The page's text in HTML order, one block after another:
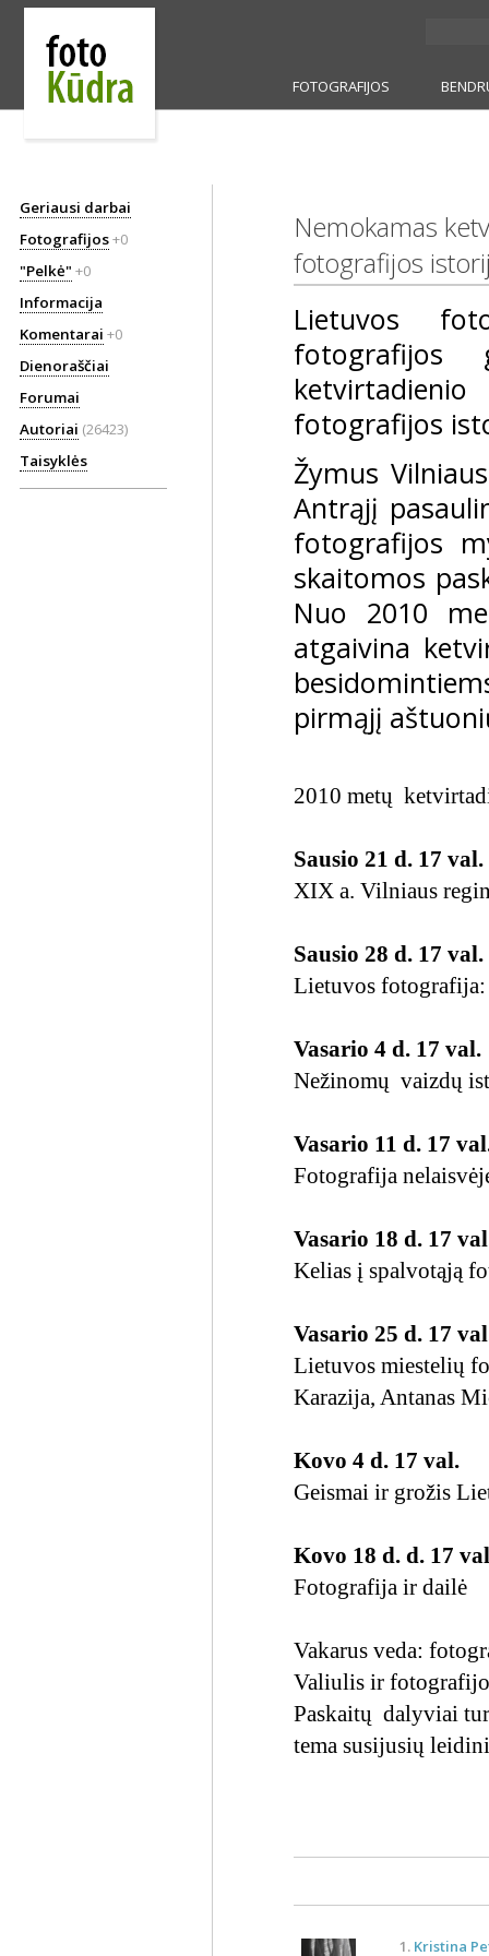
FOTOGRAFIJOS
Geriausi darbai
Fotografijos+0
"Pelkė" +0
Informacija
Komentarai +0
Dienoraščiai
Forumai
Autoriai (26423)
Taisyklės
Nemokamas
fotografijos
Lietuvos
fotografijos
fotografijos
Žymus
Antrąjį
fotografijos
skaitomos
Nuo 2010
atgaivina
pirmąjį
2010 metų
Sausio 21 d. 17 val.
XIX a. Vilniaus
Sausio 28 d. 17 val.
Lietuvos
Vasario 4 d. 17 val.
Nežinomų vaizdų
Vasario 11 d. 17
Fotografija
Vasario 18 d. 17
Kelias į spalvotąją
Vasario 25 d. 17
Lietuvos miestelių
Karazija, Antanas
Kovo 4 d. 17 val.
Geismai ir grožis
Kovo 18 d. d. 17
Fotografija ir dailė
Vakarus veda:
Valiulis ir
Paskaitų dalyviai
tema susijusių
1. Kristina